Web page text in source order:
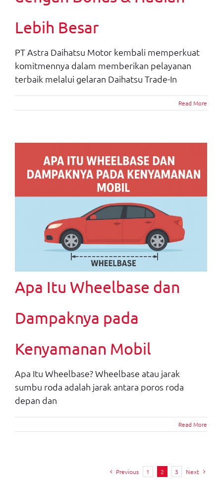
Lebih Besar
PT Astra Daihatsu Motor kembali memperkuat
komitmennya dalam memberikan pelayanan
terbaik melalui gelaran Daihatsu Trade-In
Read More
Apa Itu Wheelbase dan
Dampaknya pada
Kenyamanan Mobil
Apa Itu Wheelbase? Wheelbase atau jarak
sumbu roda adalah jarak antara poros roda
depan dan
Read More
Previous 1 2 3 Next